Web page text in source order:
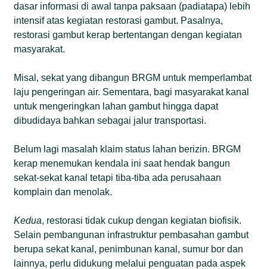
dasar informasi di awal tanpa paksaan (padiatapa) lebih
intensif atas kegiatan restorasi gambut. Pasalnya,
restorasi gambut kerap bertentangan dengan kegiatan
masyarakat.
Misal, sekat yang dibangun BRGM untuk memperlambat
laju pengeringan air. Sementara, bagi masyarakat kanal
untuk mengeringkan lahan gambut hingga dapat
dibudidaya bahkan sebagai jalur transportasi.
Belum lagi masalah klaim status lahan berizin. BRGM
kerap menemukan kendala ini saat hendak bangun
sekat-sekat kanal tetapi tiba-tiba ada perusahaan
komplain dan menolak.
Kedua, restorasi tidak cukup dengan kegiatan biofisik.
Selain pembangunan infrastruktur pembasahan gambut
berupa sekat kanal, penimbunan kanal, sumur bor dan
lainnya, perlu didukung melalui penguatan pada aspek